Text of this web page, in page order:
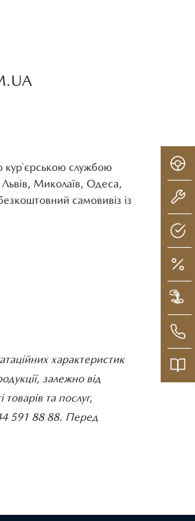
кур`єрською службою
Миколаїв, Одеса,
самовивіз із
характеристик
залежно від
та послуг,
591 88 88. Перед